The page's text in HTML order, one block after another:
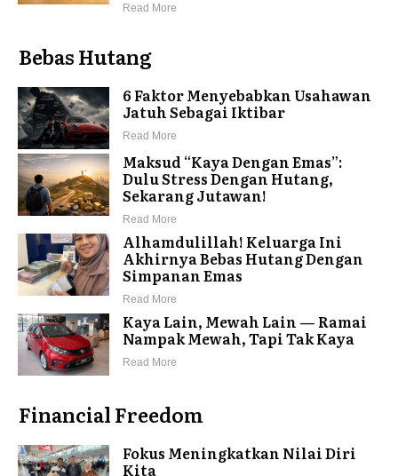
Read More
Bebas Hutang
6 Faktor Menyebabkan Usahawan
Jatuh Sebagai Iktibar
Read More
Maksud “Kaya Dengan Emas”:
Dulu Stress Dengan Hutang,
Sekarang Jutawan!
Read More
Alhamdulillah! Keluarga Ini
Akhirnya Bebas Hutang Dengan
Simpanan Emas
Read More
Kaya Lain, Mewah Lain — Ramai
Nampak Mewah, Tapi Tak Kaya
Read More
Financial Freedom
Fokus Meningkatkan Nilai Diri
Kita